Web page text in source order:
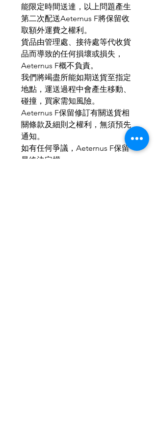
能限定時間送達，以上問題產生
第二次配送Aeternus F將保留收
取額外運費之權利。
貨品由管理處、接待處等代收貨
品而導致的任何損壞或損失，
Aeternus F概不負責。
我們將竭盡所能如期送貨至指定
地點，運送過程中會產生移動、
碰撞，買家需知風險。
Aeternus F保留修訂有關送貨相
關條款及細則之權利，無須預先
通知。
如有任何爭議，Aeternus F保留
最終決定權。